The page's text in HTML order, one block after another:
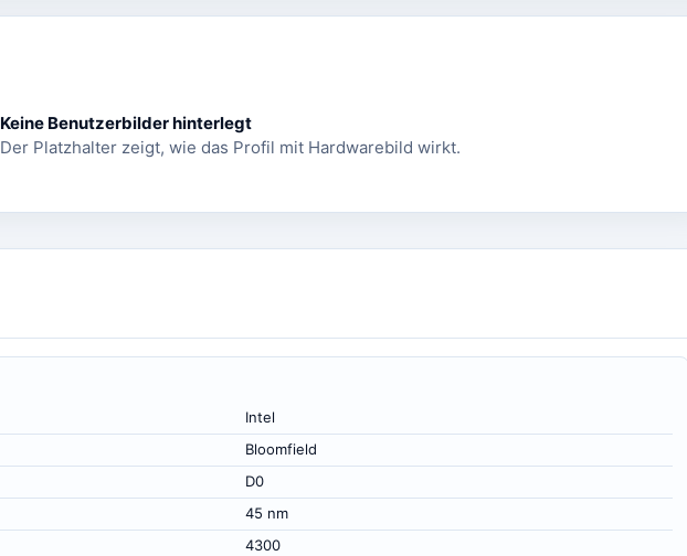
Keine Benutzerbilder hinterlegt
Der Platzhalter zeigt, wie das Profil mit Hardwarebild wirkt.
Intel
Bloomfield
D0
45 nm
4300